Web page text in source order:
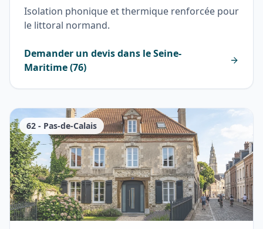
Isolation phonique et thermique renforcée pour
le littoral normand.
Demander un devis dans leSeine-
Maritime(76)
62 - Pas-de-Calais